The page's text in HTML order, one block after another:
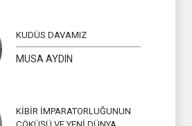
KUDÜS DAVAMIZ
MUSA AYDIN
KİBİR İMPARATORLUĞUNUN